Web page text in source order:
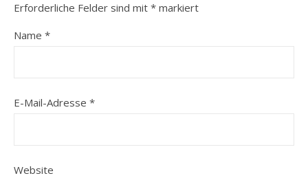
Erforderliche Felder sind mit * markiert
Name *
E-Mail-Adresse *
Website